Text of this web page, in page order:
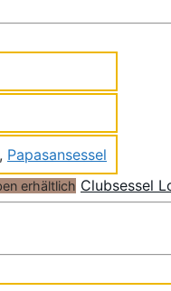
, Papasansessel
erhältlich Clubsessel